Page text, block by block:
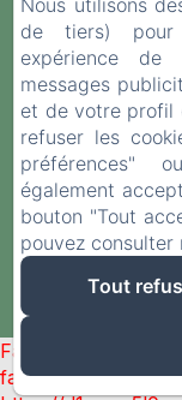
Failed to load
failed. (missing:
Nous utilisons
de tiers) pour
expérience
messages
et de votre profil
refuser les
préférences"
également
bouton "Tout
pouvez consulter
Tout